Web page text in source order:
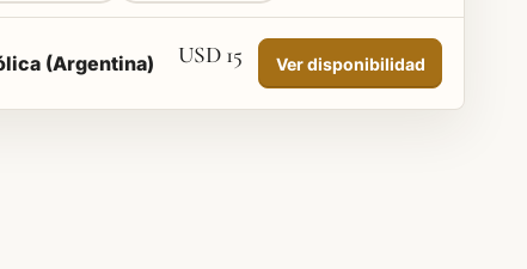
(Argentina) USD 15 Ver disponibilidad